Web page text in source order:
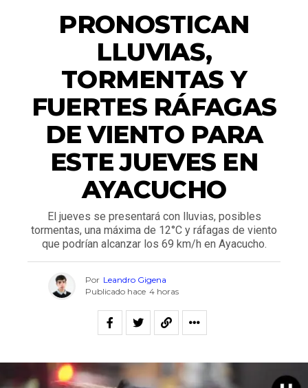
PRONOSTICAN
LLUVIAS,
TORMENTAS Y
FUERTES RÁFAGAS
DE VIENTO PARA
ESTE JUEVES EN
AYACUCHO
El jueves se presentará con lluvias, posibles
tormentas, una máxima de 12°C y ráfagas de viento
que podrían alcanzar los 69 km/h en Ayacucho.
Por Leandro Gigena
Publicado hace 4 horas